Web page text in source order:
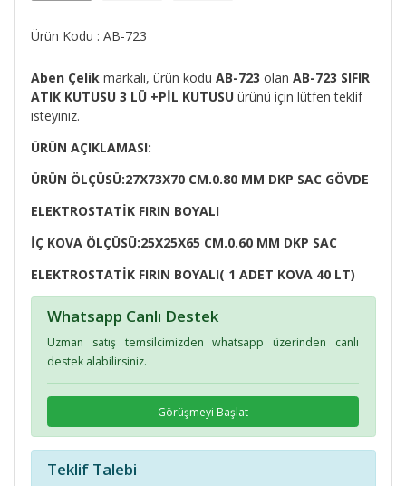
Ürün Kodu : AB-723
Aben Çelikmarkalı, ürün kodu AB-723 olan AB-723 SIFIR
ATIK KUTUSU 3 LÜ +PİL KUTUSUürünü için lütfen teklif
isteyiniz.
ÜRÜN AÇIKLAMASI:
ÜRÜN ÖLÇÜSÜ:27X73X70 CM.0.80 MM DKP SAC GÖVDE
ELEKTROSTATİK FIRIN BOYALI
İÇ KOVA ÖLÇÜSÜ:25X25X65 CM.0.60 MM DKP SAC
ELEKTROSTATİK FIRIN BOYALI( 1 ADET KOVA 40 LT)
Whatsapp Canlı Destek
Uzman satış temsilcimizden whatsapp üzerinden canlı
destek alabilirsiniz.
Görüşmeyi Başlat
Teklif Talebi